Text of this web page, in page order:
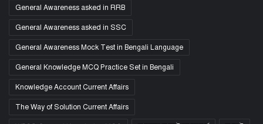
General Awareness asked in RRB
General Awareness asked in SSC
General Awareness Mock Test in Bengali Language
General Knowledge MCQ Practice Set in Bengali
Knowledge Account Current Affairs
The Way of Solution Current Affairs